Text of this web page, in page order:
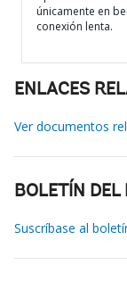
únicamente en
conexión lenta.
ENLACES
Ver documentos
BOLETÍN
Suscríbase al